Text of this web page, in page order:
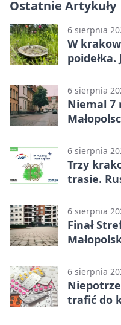
Ostatnie Artykuły
6 sierpnia
W
6 sierpnia
Niemal 7
6 sierpnia
Trzy
trasie.
6 sierpnia
Finał
6 sierpnia
trafić do